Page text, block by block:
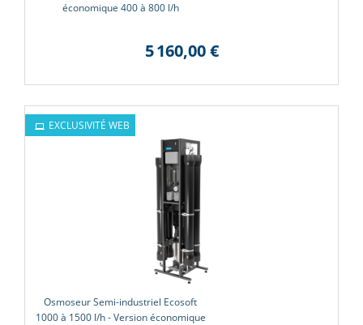
économique 400 à 800 l/h
5 160,00 €
Osmoseur Semi-industriel Ecosoft
1000 à 1500 l/h - Version économique
EXCLUSIVITÉ WEB